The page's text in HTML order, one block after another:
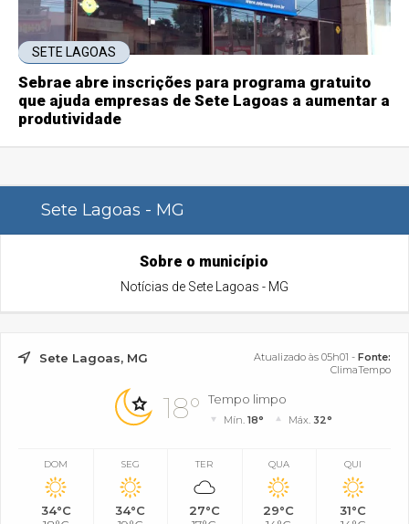
SETE LAGOAS
Sebrae abre inscrições para programa gratuito
que ajuda empresas de Sete Lagoas a aumentar a
produtividade
Sete Lagoas - MG
Sobre o município
Notícias de Sete Lagoas - MG
Sete Lagoas, MG Atualizado às 05h01 - Fonte:
ClimaTempo
18° Tempo limpo
Mín.18° Máx. 32°
DOM
34°C
SEG
34°C
TER
27°C
QUA
29°C
QUI
31°C